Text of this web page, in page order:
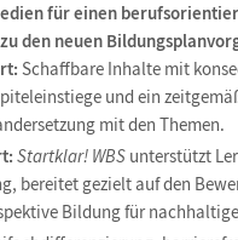
für einen
den neuen
Schaffbare Inhalte mit
und ein
mit den Themen.
Startklar! WBS unterstützt
bereitet gezielt auf den
Bildung für